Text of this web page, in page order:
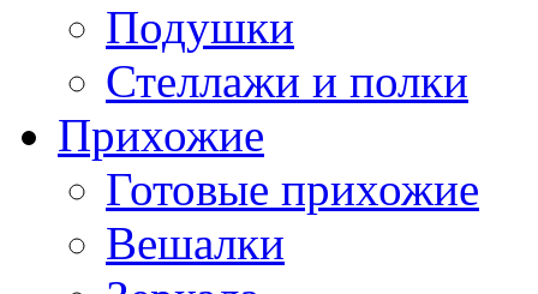
Подушки
Стеллажи и полки
Прихожие
Готовые прихожие
Вешалки